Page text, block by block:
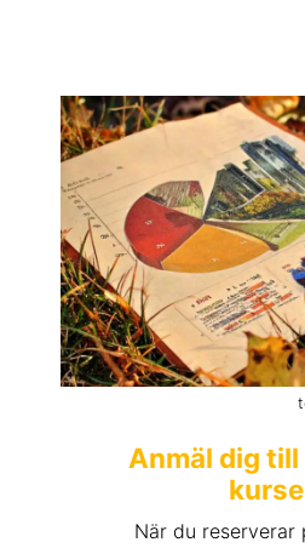
Anmäl dig
När du reserverar